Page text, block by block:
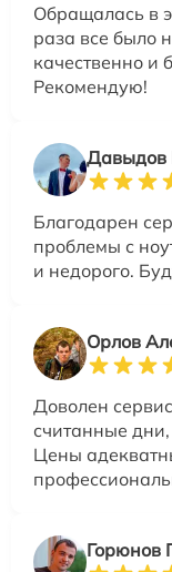
Обращалась в
раза все было
качественно и
Рекомендую!
Давыдов
Благодарен
проблемы с
и недорого.
Орлов
Доволен
считанные
Цены
Горюнов